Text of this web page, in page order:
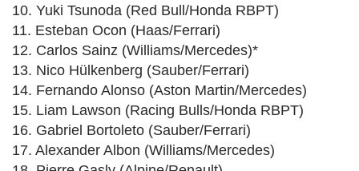
10. Yuki Tsunoda (Red Bull/Honda RBPT)
11. Esteban Ocon (Haas/Ferrari)
12. Carlos Sainz (Williams/Mercedes)*
13. Nico Hülkenberg (Sauber/Ferrari)
14. Fernando Alonso (Aston Martin/Mercedes)
15. Liam Lawson (Racing Bulls/Honda RBPT)
16. Gabriel Bortoleto (Sauber/Ferrari)
17. Alexander Albon (Williams/Mercedes)